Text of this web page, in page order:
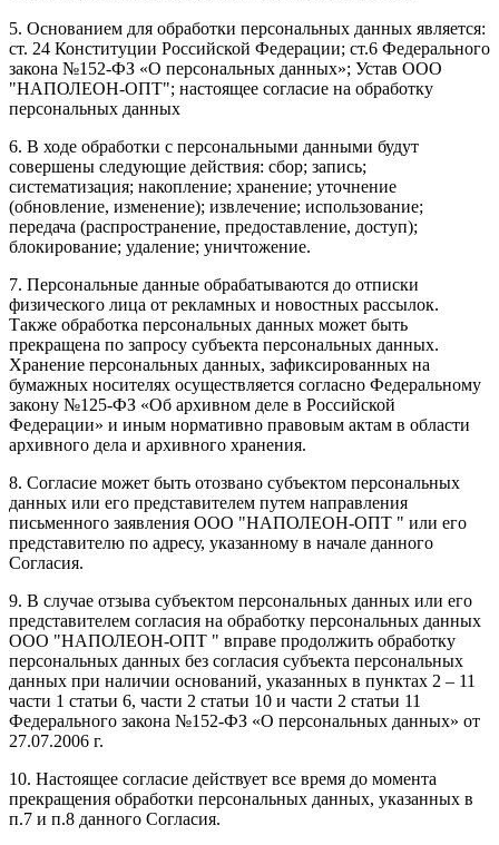
5. Основанием для обработки персональных данных является:
ст. 24 Конституции Российской Федерации; ст.6 Федерального
закона №152-ФЗ «О персональных данных»; Устав ООО
"НАПОЛЕОН-ОПТ"; настоящее согласие на обработку
персональных данных
6. В ходе обработки с персональными данными будут
совершены следующие действия: сбор; запись;
систематизация; накопление; хранение; уточнение
(обновление, изменение); извлечение; использование;
передача (распространение, предоставление, доступ);
блокирование; удаление; уничтожение.
7. Персональные данные обрабатываются до отписки
физического лица от рекламных и новостных рассылок.
Также обработка персональных данных может быть
прекращена по запросу субъекта персональных данных.
Хранение персональных данных, зафиксированных на
бумажных носителях осуществляется согласно Федеральному
закону №125-ФЗ «Об архивном деле в Российской
Федерации» и иным нормативно правовым актам в области
архивного дела и архивного хранения.
8. Согласие может быть отозвано субъектом персональных
данных или его представителем путем направления
письменного заявления ООО "НАПОЛЕОН-ОПТ " или его
представителю по адресу, указанному в начале данного
Согласия.
9. В случае отзыва субъектом персональных данных или его
представителем согласия на обработку персональных данных
ООО "НАПОЛЕОН-ОПТ " вправе продолжить обработку
персональных данных без согласия субъекта персональных
данных при наличии оснований, указанных в пунктах 2 – 11
части 1 статьи 6, части 2 статьи 10 и части 2 статьи 11
Федерального закона №152-ФЗ «О персональных данных» от
27.07.2006 г.
10. Настоящее согласие действует все время до момента
прекращения обработки персональных данных, указанных в
п.7 и п.8 данного Согласия.